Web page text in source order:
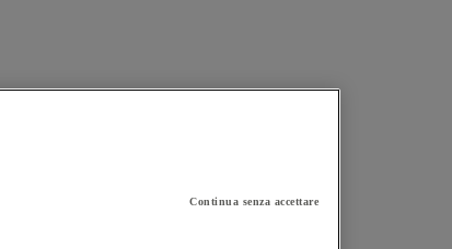
Continua senza accettare